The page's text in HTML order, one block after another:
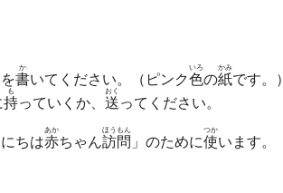
書
か
いてください。（ピンク色
いろ
の紙
かみ
です。）
持
も
っていくか、 送
おく
ってください。
ちは赤
あか
ちゃん訪問
ほうもん
」のために使
つか
います。